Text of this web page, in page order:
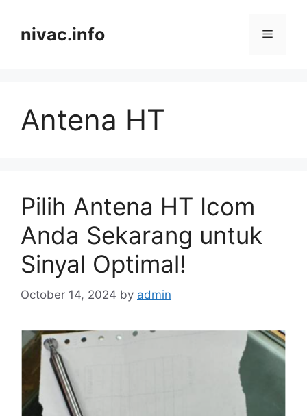
contentnivac.info Menu
Antena HT
Pilih Antena HT Icom
Anda Sekarang untuk
Sinyal Optimal!
October 14, 2024 by admin